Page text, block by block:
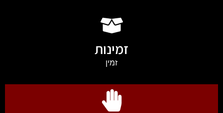
זמינות
זמין